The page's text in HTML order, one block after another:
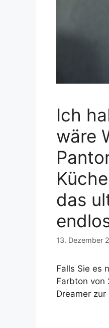
Ich
wäre
das
13. Dezember
Falls Sie es
Farbton von
Dreamer